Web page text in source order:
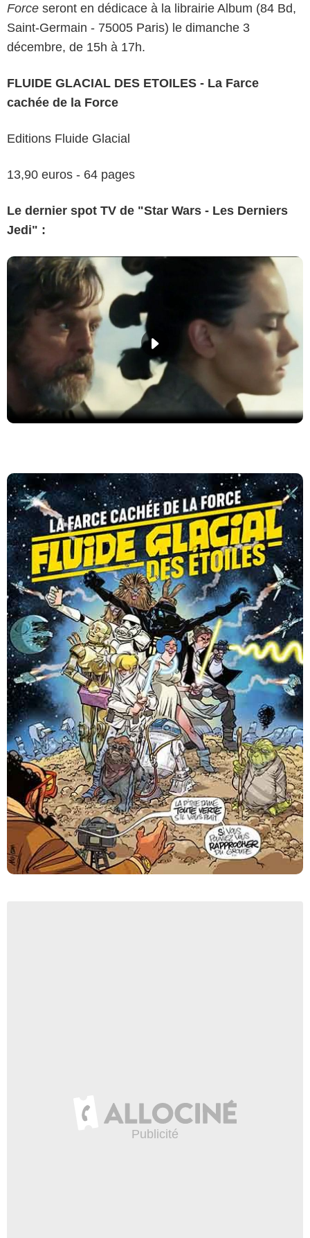
Force seront en dédicace à la librairie Album (84 Bd,
Saint-Germain - 75005 Paris) le dimanche 3
décembre, de 15h à 17h.
FLUIDE GLACIAL DES ETOILES - La Farce
cachée de la Force
Editions Fluide Glacial
13,90 euros - 64 pages
Le dernier spot TV de "Star Wars - Les Derniers
Jedi" :